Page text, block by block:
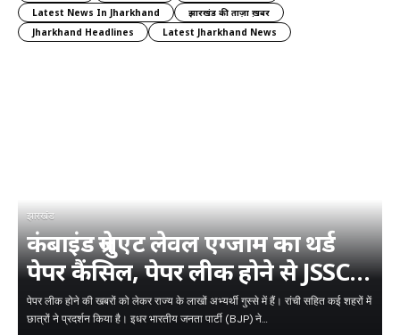
Latest News In Jharkhand
झारखंड की ताज़ा ख़बर
Jharkhand Headlines
Latest Jharkhand News
झारखंड
कंबाइंड ग्रेजुएट लेवल एग्जाम का थर्ड
पेपर कैंसिल, पेपर लीक होने से JSSC
ने…
पेपर लीक होने की खबरों को लेकर राज्य के लाखों अभ्यर्थी गुस्से में हैं। रांची सहित कई शहरों में
छात्रों ने प्रदर्शन किया है। इधर भारतीय जनता पार्टी (BJP) ने…